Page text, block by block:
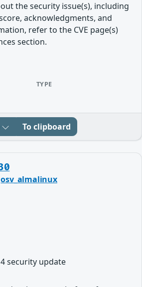
the security issue(s), including
acknowledgments, and
refer to the CVE page(s)
section.
TYPE
To clipboard
osv_almalinux
security update